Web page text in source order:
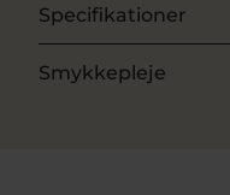
Specifikationer
Smykkepleje